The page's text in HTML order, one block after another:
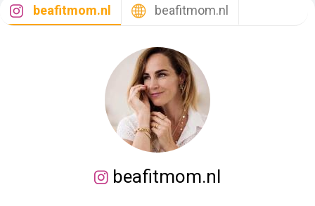
beafitmom.nl beafitmom.nl
beafitmom.nl